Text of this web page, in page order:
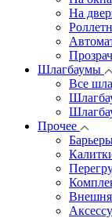
На
Шлагбаумы
Все
Прочее